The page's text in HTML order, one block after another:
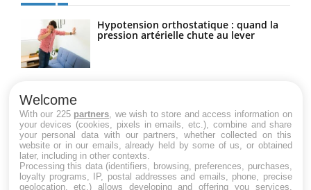
Hypotension orthostatique : quand la
pression artérielle chute au lever
Maladie de Charcot (Sclérose latérale
amyotrophique)
Welcome
With our 225 partners , we wish to store and access information on
your devices (cookies, pixels in emails, etc.), combine and share
your personal data with our partners, whether collected on this
website or in our emails, already held by some of us, or obtained
later, including in other contexts.
Processing this data (identifiers, browsing, preferences, purchases,
loyalty programs, IP, postal addresses and emails, phone, precise
geolocation, etc.) allows developing and offering you services,